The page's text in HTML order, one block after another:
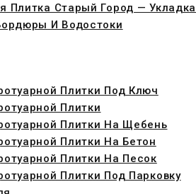
Плитка Старый Город — Укладка
И Водостоки
Плитки Под Ключ
Плитки
Плитки На Щебень
Плитки На Бетон
Плитки На Песок
Плитки Под Парковку